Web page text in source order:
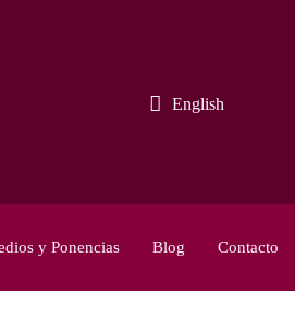
English
y Ponencias Blog Contacto